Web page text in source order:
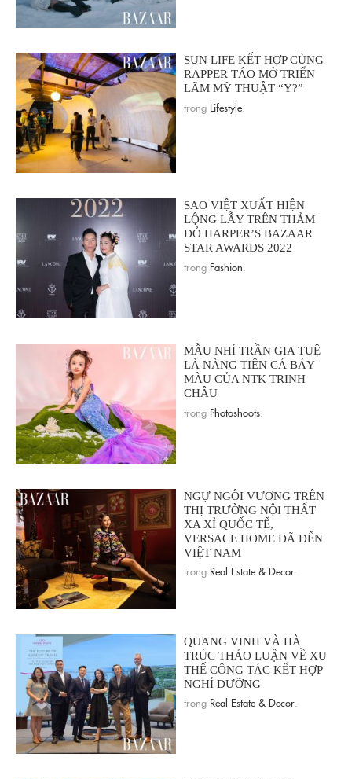
SUN LIFE KẾT HỢP CÙNG
RAPPER TÁO MỞ TRIỂN
LÃM MỸ THUẬT “Y?”
trong Lifestyle
SAO VIỆT XUẤT HIỆN
LỘNG LẪY TRÊN THẢM
ĐỎ HARPER’S BAZAAR
STAR AWARDS 2022
trong Fashion
MẪU NHÍ TRẦN GIA TUỆ
LÀ NÀNG TIÊN CÁ BẢY
MÀU CỦA NTK TRINH
CHÂU
trong Photoshoots
NGỰ NGÔI VƯƠNG TRÊN
THỊ TRƯỜNG NỘI THẤT
XA XỈ QUỐC TẾ,
VERSACE HOME ĐÃ ĐẾN
VIỆT NAM
trong Real Estate & Decor
QUANG VINH VÀ HÀ
TRÚC THẢO LUẬN VỀ XU
THẾ CÔNG TÁC KẾT HỢP
NGHỈ DƯỠNG
trong Real Estate & Decor